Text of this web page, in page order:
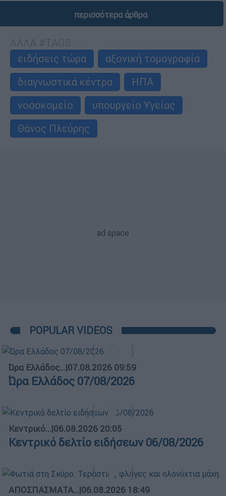
περισσότερα άρθρα
ειδήσεις τώρα
αξονική τομογραφία
διαγνωστικά κέντρα
ΗΠΑ
νοσοκομείο
υπουργείο Υγείας
Θάνος Πλεύρης
POPULAR VIDEOS
Ώρα Ελλάδος...|07.08.2026 09:59
Ώρα Ελλάδος 07/08/2026
Κεντρικό...|06.08.2026 20:05
Κεντρικό δελτίο ειδήσεων 06/08/2026
ΑΠΟΣΠΑΣΜΑΤΑ...|06.08.2026 18:49